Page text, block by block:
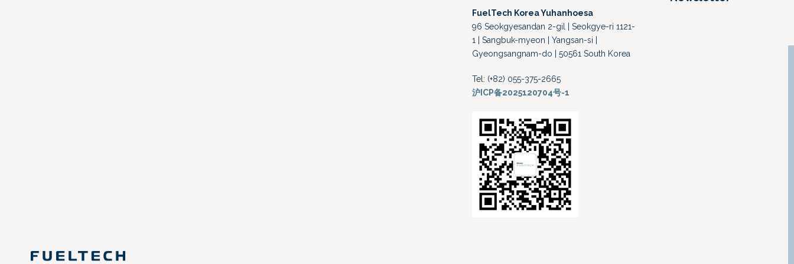
FuelTech Korea Yuhanhoesa
96 Seokgyesandan 2-gil | Seokgye-ri 1121-
1 | Sangbuk-myeon | Yangsan-si |
Gyeongsangnam-do | 50561 South Korea
Tel: (+82) 055-375-2665
沪ICP备2025120704号-1